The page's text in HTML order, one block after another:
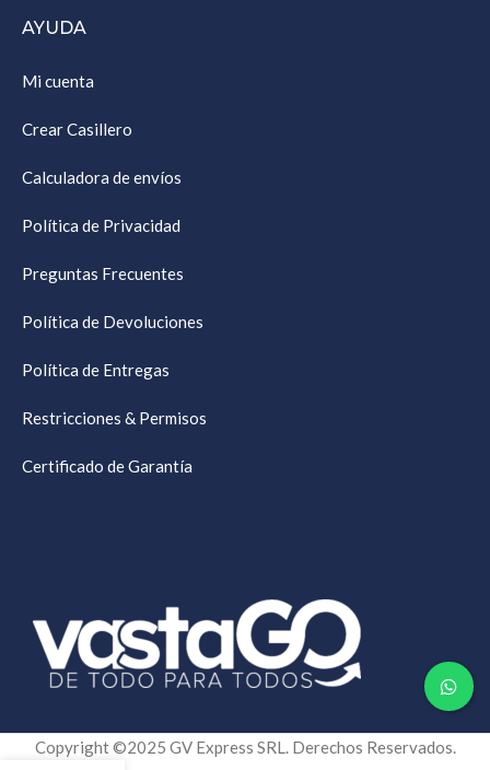
AYUDA
Mi cuenta
Crear Casillero
Calculadora de envíos
Política de Privacidad
Preguntas Frecuentes
Política de Devoluciones
Política de Entregas
Restricciones & Permisos
Certificado de Garantía
Copyright ©2025 GV Express SRL. Derechos Reservados.